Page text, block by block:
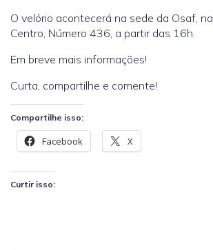
O velório acontecerá na sede da Osaf,
Centro, Número 436, a partir das 16h.
Em breve mais informações!
Curta, compartilhe e comente!
Compartilhe isso:
Facebook X
Curtir isso: